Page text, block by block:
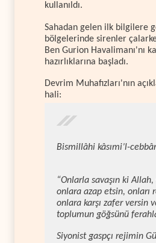
kullanıldı.
Sahadan gelen ilk bilgilere
bölgelerinde sirenler
Ben Gurion Havalimanı'nı
hazırlıklarına başladı.
Devrim Muhafızları'nın
hali:
Bismillâhi kâsımi’l-
“Onlarla savaşın ki
onlara azap etsin, onları
onlara karşı zafer versin
toplumun göğsünü
Siyonist gaspçı rejimin